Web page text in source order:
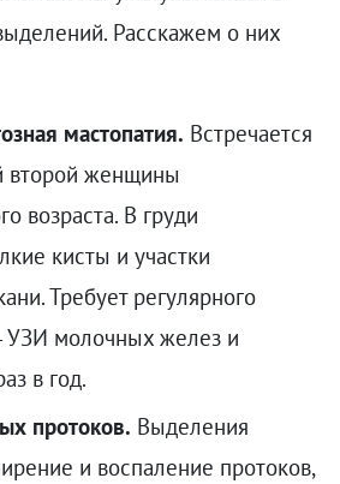
Расскажем о них
мастопатия. Встречается
второй женщины
возраста. В груди
кисты и участки
Требует регулярного
молочных желез и
в год.
протоков. Выделения
и воспаление протоков,